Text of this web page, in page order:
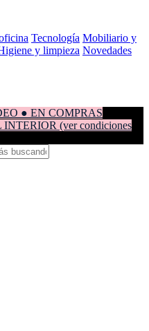
Tecnología Mobiliario y
y limpieza Novedades
● EN COMPRAS
(ver condiciones